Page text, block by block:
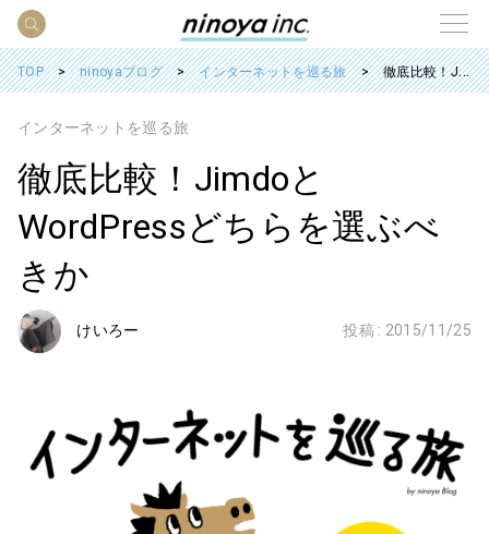
TOP ninoyaブログ インターネットを巡る旅 徹底比較！JimdoとWordPressどちらを選ぶべきか
インターネットを巡る旅
徹底比較！Jimdoと
WordPressどちらを選ぶべ
きか
けいろー 投稿 : 2015/11/25